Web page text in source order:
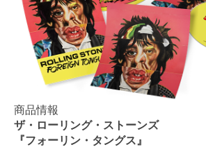
商品情報
ザ・ローリング・ストーンズ
『フォーリン・タングス』